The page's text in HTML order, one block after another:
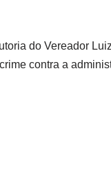
do Vereador
contra a